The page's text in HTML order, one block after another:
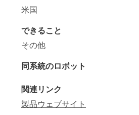
米国
できること
その他
同系統のロボット
関連リンク
製品ウェブサイト